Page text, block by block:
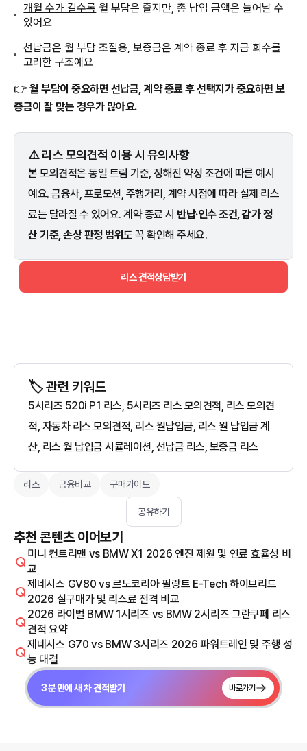
개월 수가 길수록 월 부담은 줄지만, 총 납입 금액은 늘어날 수
있어요
선납금은 월 부담 조절용, 보증금은 계약 종료 후 자금 회수를
고려한 구조예요
👉 월 부담이 중요하면 선납금, 계약 종료 후 선택지가 중요하면 보
증금이 잘 맞는 경우가 많아요.
⚠️ 리스 모의견적 이용 시 유의사항
본 모의견적은 동일 트림 기준, 정해진 약정 조건에 따른 예시
예요. 금융사, 프로모션, 주행거리, 계약 시점에 따라 실제 리스
료는 달라질 수 있어요. 계약 종료 시 반납·인수 조건, 감가 정
산 기준, 손상 판정 범위도 꼭 확인해 주세요.
리스 견적상담받기
🏷️ 관련 키워드
5시리즈 520i P1 리스, 5시리즈 리스 모의견적, 리스 모의견
적, 자동차 리스 모의견적, 리스 월납입금, 리스 월 납입금 계
산, 리스 월 납입금 시뮬레이션, 선납금 리스, 보증금 리스
리스 금융비교 구매가이드
공유하기
추천 콘텐츠 이어보기
미니 컨트리맨 vs BMW X1 2026 엔진 제원 및 연료 효율성 비
교
제네시스 GV80 vs 르노코리아 필랑트 E-Tech 하이브리드
2026 실구매가 및 리스료 전격 비교
2026 라이벌 BMW 1시리즈 vs BMW 2시리즈 그란쿠페 리스
견적 요약
제네시스 G70 vs BMW 3시리즈 2026 파워트레인 및 주행 성
능 대결
3분 만에 새 차 견적받기 바로가기